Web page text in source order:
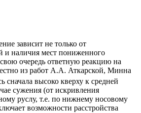
зависит не только от
и наличия мест пониженного
очередь ответную реакцию на
из работ А.А. Аткарской, Минна
высоко кверху к средней
сужения (от искривления
руслу, т.е. по нижнему носовому
возможности расстройства